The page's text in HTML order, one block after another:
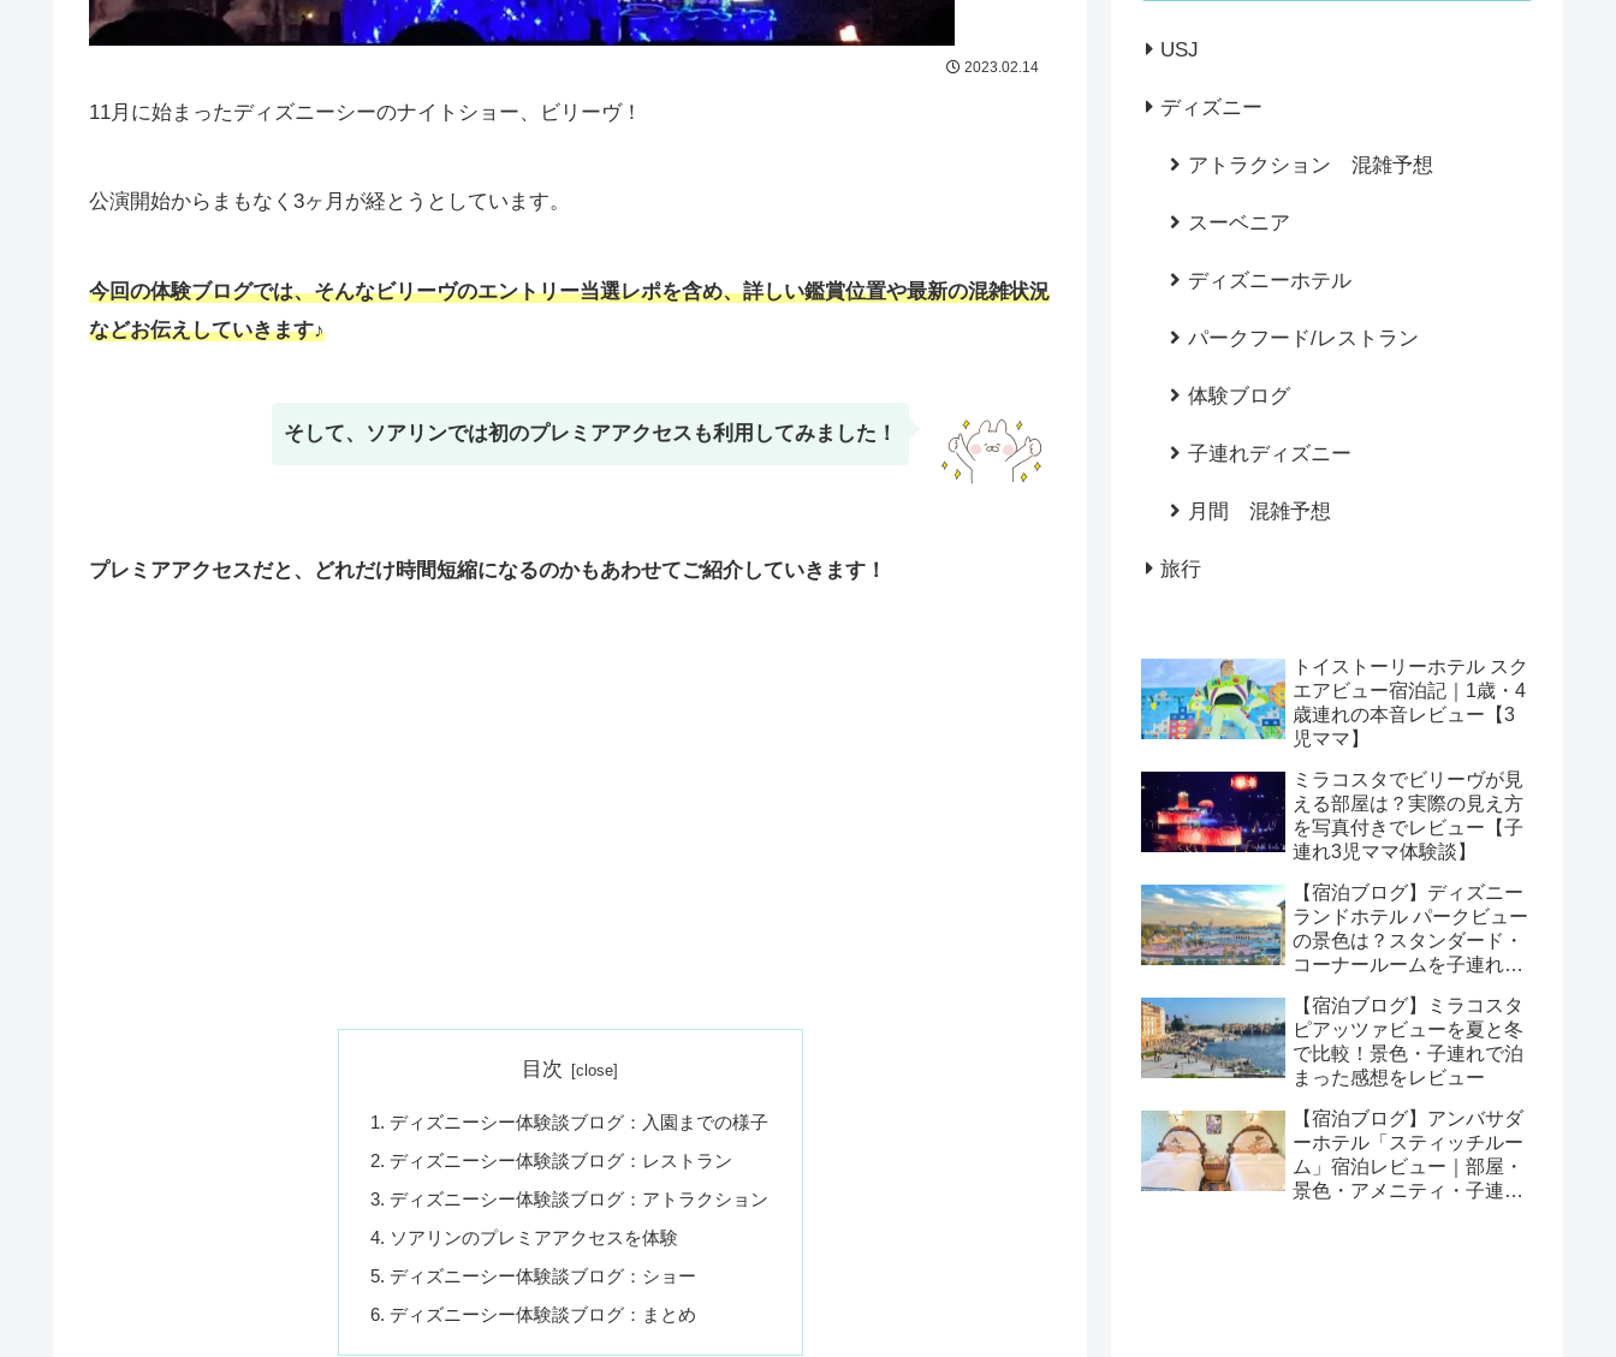
2023.02.14
11月に始まったディズニーシーのナイトショー、ビリーヴ！
公演開始からまもなく3ヶ月が経とうとしています。
今回の体験ブログでは、そんなビリーヴのエントリー当選レポを含め、詳しい鑑賞位置や最新の混雑状況
などお伝えしていきます♪
そして、ソアリンでは初のプレミアアクセスも利用してみました！
プレミアアクセスだと、どれだけ時間短縮になるのかもあわせてご紹介していきます！
目次
ディズニーシー体験談ブログ：入園までの様子
ディズニーシー体験談ブログ：レストラン
ディズニーシー体験談ブログ：アトラクション
ソアリンのプレミアアクセスを体験
ディズニーシー体験談ブログ：ショー
ディズニーシー体験談ブログ：まとめ
USJ
ディズニー
アトラクション 混雑予想
スーベニア
ディズニーホテル
パークフード/レストラン
体験ブログ
子連れディズニー
月間 混雑予想
旅行
トイストーリーホテル スク
エアビュー宿泊記｜1歳・4
歳連れの本音レビュー【3
児ママ】
ミラコスタでビリーヴが見
える部屋は？実際の見え方
を写真付きでレビュー【子
連れ3児ママ体験談】
【宿泊ブログ】ディズニー
ランドホテル パークビュー
の景色は？スタンダード・
コーナールームを子連れで
【宿泊ブログ】ミラコスタ
ピアッツァビューを夏と冬
で比較！景色・子連れで泊
まった感想をレビュー
【宿泊ブログ】アンバサダ
ーホテル「スティッチルー
ム」宿泊レビュー｜部屋・
景色・アメニティ・子連れ